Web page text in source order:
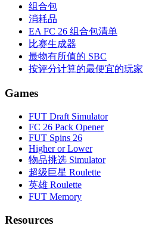
组合包
消耗品
EA FC 26 组合包清单
比赛生成器
最物有所值的 SBC
按评分计算的最便宜的玩家
Games
FUT Draft Simulator
FC 26 Pack Opener
FUT Spins 26
Higher or Lower
物品挑选 Simulator
超级巨星 Roulette
英雄 Roulette
FUT Memory
Resources